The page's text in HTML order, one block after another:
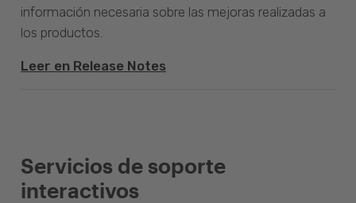
información necesaria sobre las mejoras realizadas a
los productos.
Leer en Release Notes
Servicios de soporte
interactivos